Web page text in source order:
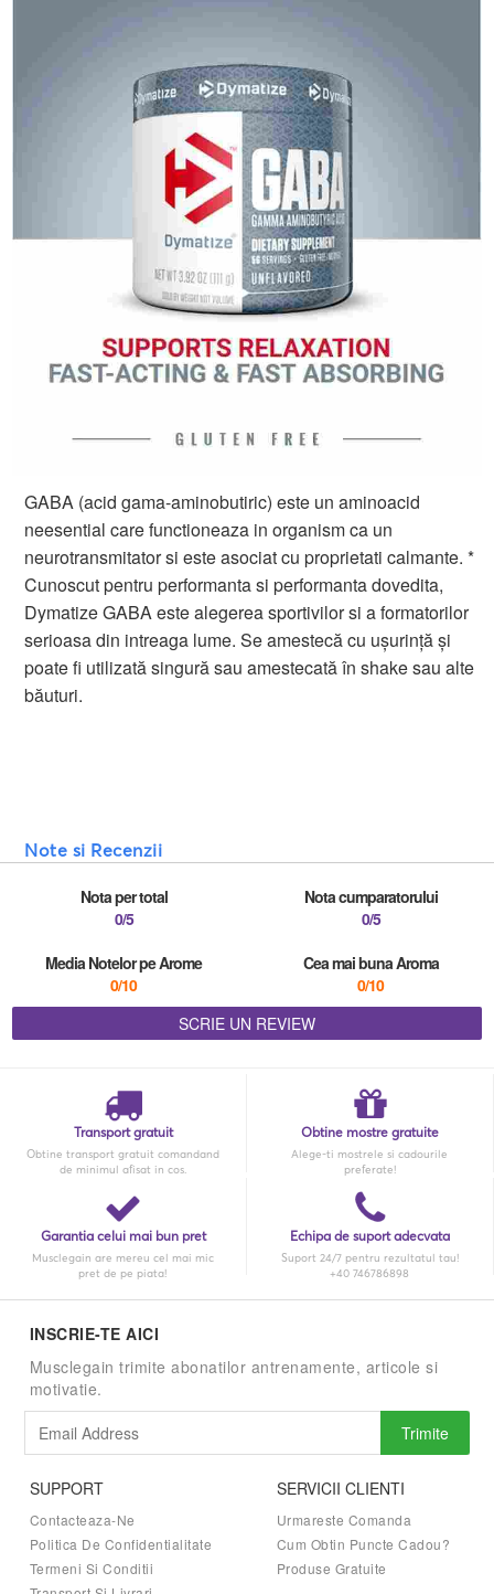
GABA (acid gama-aminobutiric) este un aminoacid
neesential care functioneaza in organism ca un
neurotransmitator si este asociat cu proprietati calmante. *
Cunoscut pentru performanta si performanta dovedita,
Dymatize GABA este alegerea sportivilor si a formatorilor
serioasa din intreaga lume. Se amestecă cu ușurință și
poate fi utilizată singură sau amestecată în shake sau alte
băuturi.
Note si Recenzii
Nota per total
0/5
Nota cumparatorului
0/5
Media Notelor pe Arome
0/10
Cea mai buna Aroma
0/10
SCRIE UN REVIEW
Transport gratuit
Obtine transport gratuit comandand
de minimul afisat in cos.
Obtine mostre gratuite
Alege-ti mostrele si cadourile
preferate!
Garantia celui mai bun pret
Musclegain are mereu cel mai mic
pret de pe piata!
Echipa de suport adecvata
Suport 24/7 pentru rezultatul tau!
+40 746786898
INSCRIE-TE AICI
Musclegain trimite abonatilor antrenamente, articole si
motivatie.
Trimite
SUPPORT
Contacteaza-Ne
Politica De Confidentialitate
Termeni Si Conditii
SERVICII CLIENTI
Urmareste Comanda
Cum Obtin Puncte Cadou?
Produse Gratuite